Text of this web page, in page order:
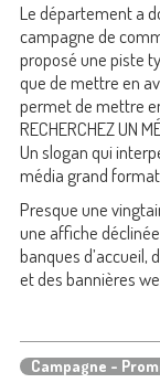
Le département a
campagne de
proposé une piste
que de mettre en
permet de mettre
RECHERCHEZ UN
Un slogan qui
média grand format.
Presque une
une affiche
banques d’accueil,
et des bannières
Campagne -